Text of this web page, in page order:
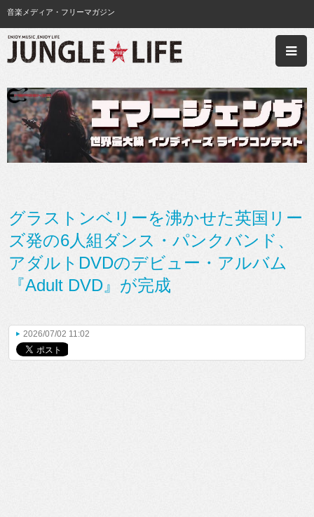
音楽メディア・フリーマガジン
グラストンベリーを沸かせた英国リー
ズ発の6人組ダンス・パンクバンド、
アダルトDVDのデビュー・アルバム
『Adult DVD』が完成
2026/07/02 11:02